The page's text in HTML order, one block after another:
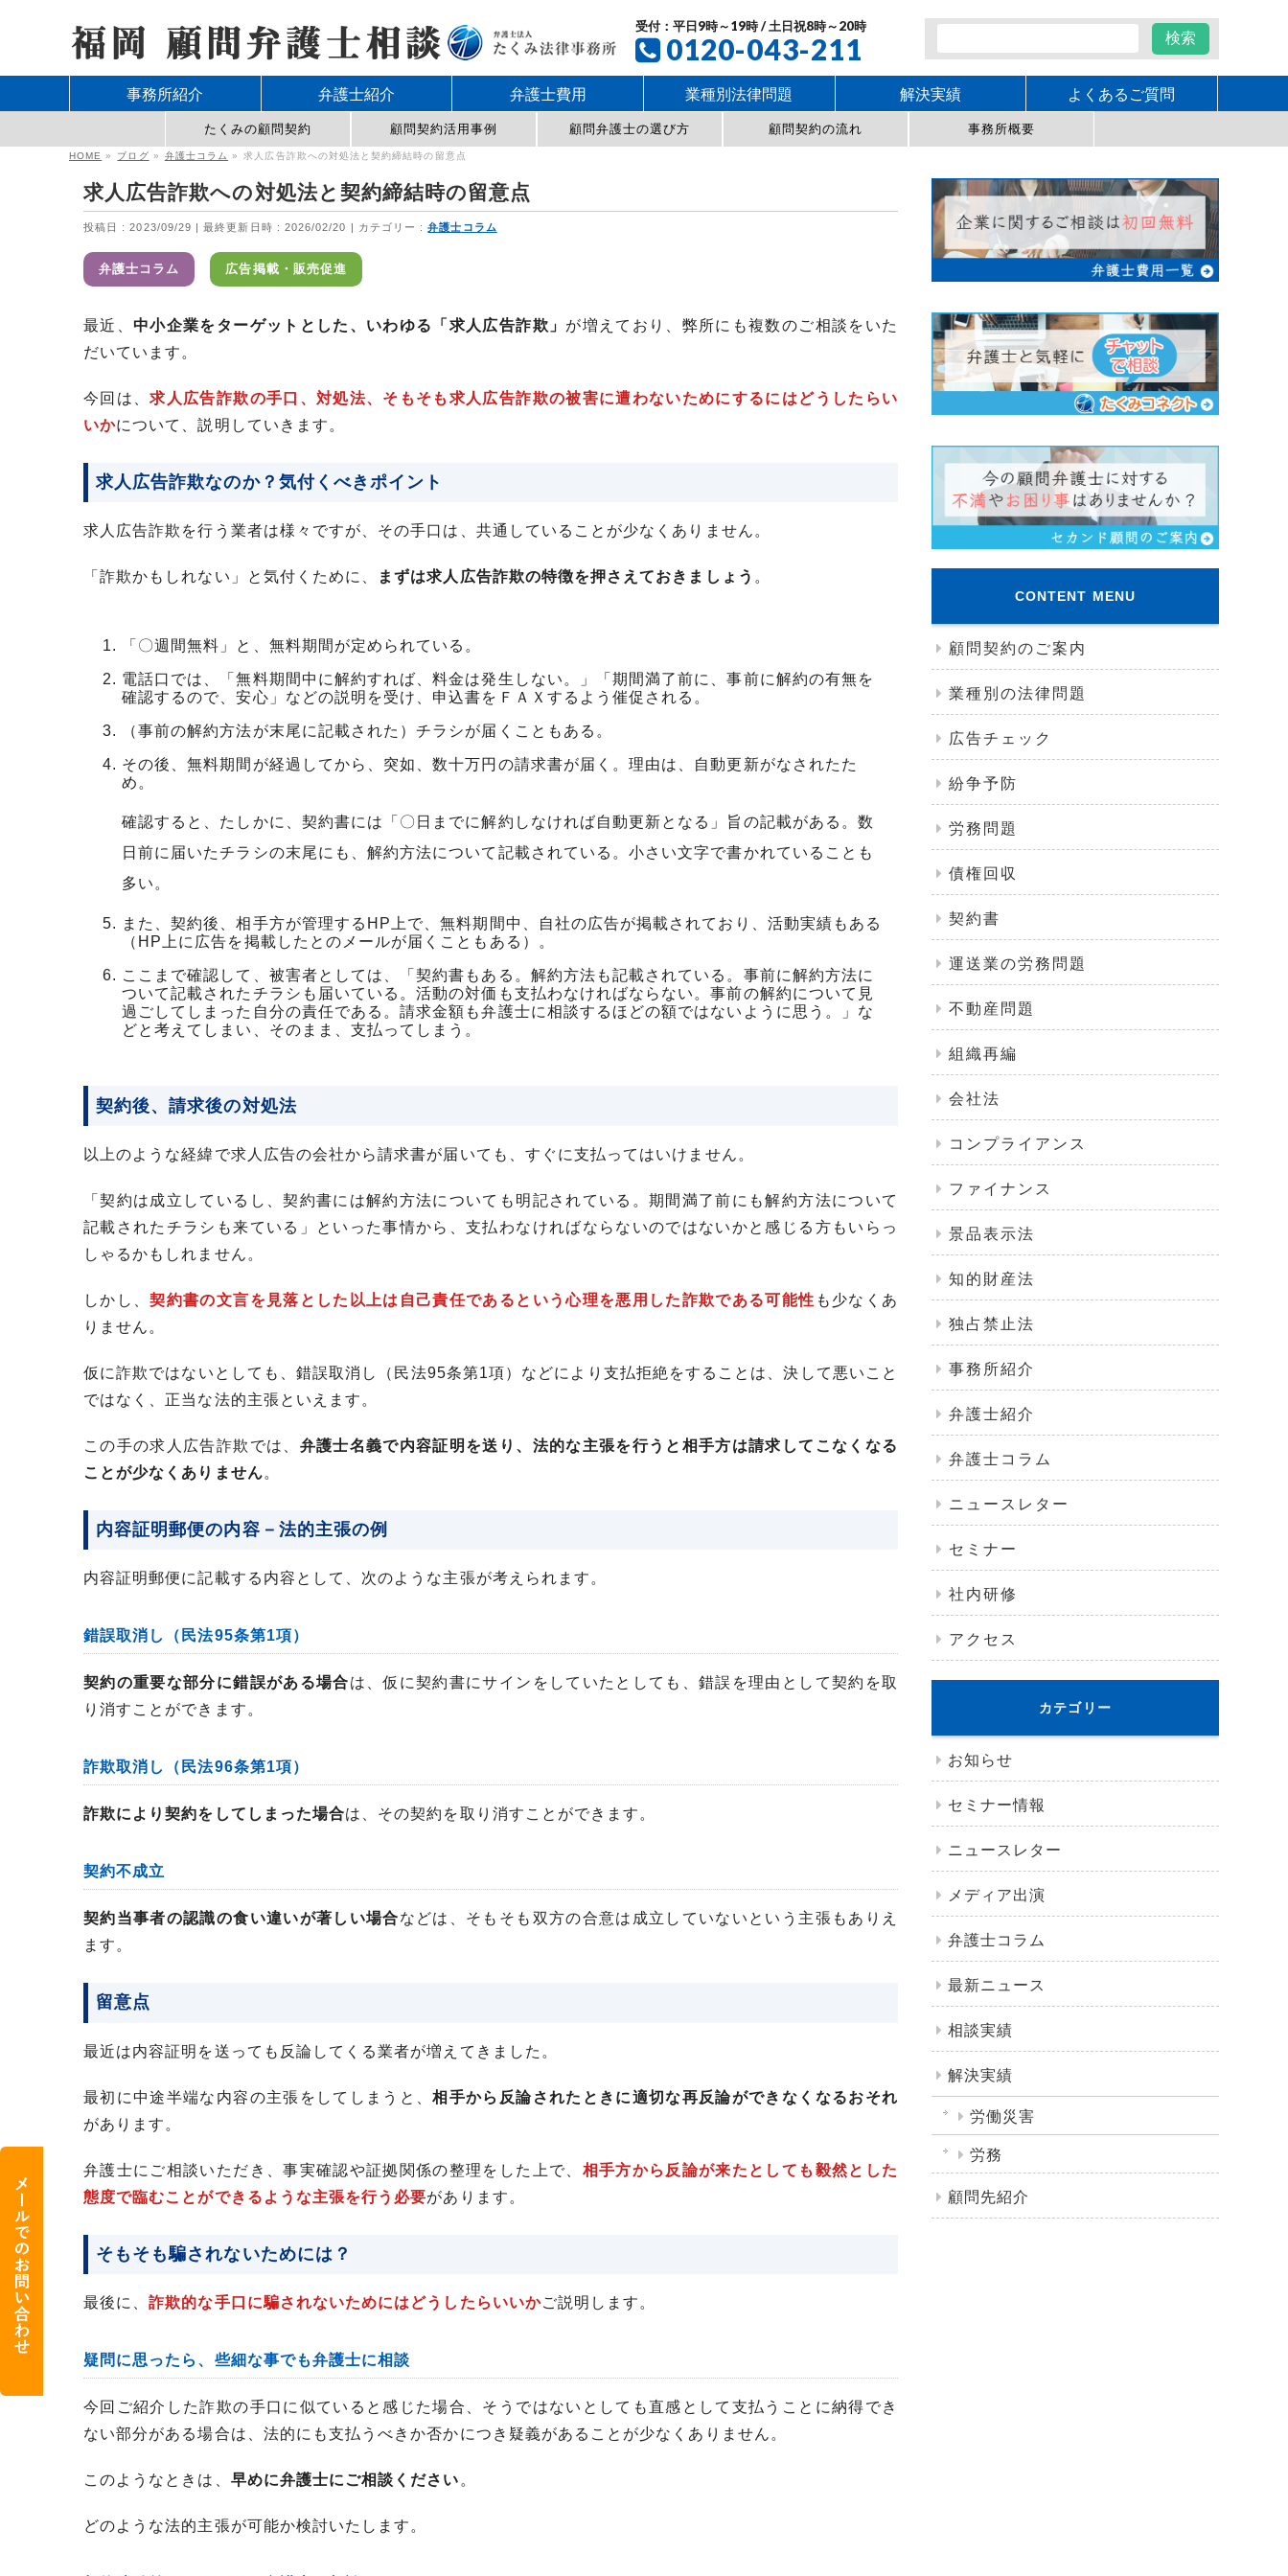
受付：平日9時～19時 / 土日祝8時～20時
0120-043-211
事務所紹介 弁護士紹介 弁護士費用 業種別法律問題 解決実績 よくあるご質問
たくみの顧問契約 顧問契約活用事例 顧問弁護士の選び方 顧問契約の流れ 事務所概要
HOME » ブログ » 弁護士コラム » 求人広告詐欺への対処法と契約締結時の留意点
求人広告詐欺への対処法と契約締結時の留意点
投稿日 : 2023/09/29 最終更新日時 : 2026/02/20 カテゴリー :弁護士コラム
弁護士コラム 広告掲載・販売促進
最近、中小企業をターゲットとした、いわゆる「求人広告詐欺」 が増えており、弊所にも複数のご相談をいた
だいています。
今回は、求人広告詐欺の手口、対処法、そもそも求人広告詐欺の被害に遭わないためにするにはどうしたらい
いかについて、説明していきます。
求人広告詐欺なのか？気付くべきポイント
求人広告詐欺を行う業者は様々ですが、その手口は、共通していることが少なくありません。
「詐欺かもしれない」と気付くために、 まずは求人広告詐欺の特徴を押さえておきましょう 。
「〇週間無料」と、無料期間が定められている。
電話口では、「無料期間中に解約すれば、料金は発生しない。」「期間満了前に、事前に解約の有無を
確認するので、安心」などの説明を受け、申込書をＦＡＸするよう催促される。
（事前の解約方法が末尾に記載された）チラシが届くこともある。
その後、無料期間が経過してから、突如、数十万円の請求書が届く。理由は、自動更新がなされたた
め。
確認すると、たしかに、契約書には「〇日までに解約しなければ自動更新となる」旨の記載がある。数
日前に届いたチラシの末尾にも、解約方法について記載されている。小さい文字で書かれていることも
多い。
また、契約後、相手方が管理するHP上で、無料期間中、自社の広告が掲載されており、活動実績もある
（HP上に広告を掲載したとのメールが届くこともある）。
ここまで確認して、被害者としては、「契約書もある。解約方法も記載されている。事前に解約方法に
ついて記載されたチラシも届いている。活動の対価も支払わなければならない。事前の解約について見
過ごしてしまった自分の責任である。請求金額も弁護士に相談するほどの額ではないように思う。」な
どと考えてしまい、そのまま、支払ってしまう。
契約後、請求後の対処法
以上のような経緯で求人広告の会社から請求書が届いても、すぐに支払ってはいけません。
「契約は成立しているし、契約書には解約方法についても明記されている。期間満了前にも解約方法について
記載されたチラシも来ている」といった事情から、支払わなければならないのではないかと感じる方もいらっ
しゃるかもしれません。
しかし、契約書の文言を見落とした以上は自己責任であるという心理を悪用した詐欺である可能性 も少なくあ
りません。
仮に詐欺ではないとしても、錯誤取消し（民法95条第1項）などにより支払拒絶をすることは、決して悪いこと
ではなく、正当な法的主張といえます。
この手の求人広告詐欺では、 弁護士名義で内容証明を送り、法的な主張を行うと相手方は請求してこなくなる
ことが少なくありません。
内容証明郵便の内容－法的主張の例
内容証明郵便に記載する内容として、次のような主張が考えられます。
錯誤取消し（民法95条第1項）
契約の重要な部分に錯誤がある場合は、仮に契約書にサインをしていたとしても、錯誤を理由として契約を取
り消すことができます。
詐欺取消し（民法96条第1項）
詐欺により契約をしてしまった場合は、その契約を取り消すことができます。
契約不成立
契約当事者の認識の食い違いが著しい場合などは、そもそも双方の合意は成立していないという主張もありえ
ます。
留意点
最近は内容証明を送っても反論してくる業者が増えてきました。
最初に中途半端な内容の主張をしてしまうと、相手から反論されたときに適切な再反論ができなくなるおそれ
があります。
弁護士にご相談いただき、事実確認や証拠関係の整理をした上で、 相手方から反論が来たとしても毅然とした
態度で臨むことができるような主張を行う必要があります。
そもそも騙されないためには？
最後に、詐欺的な手口に騙されないためにはどうしたらいいかご説明します。
疑問に思ったら、些細な事でも弁護士に相談
今回ご紹介した詐欺の手口に似ていると感じた場合、そうではないとしても直感として支払うことに納得でき
ない部分がある場合は、法的にも支払うべきか否かにつき疑義があることが少なくありません。
このようなときは、 早めに弁護士にご相談ください 。
どのような法的主張が可能か検討いたします。
CONTENT MENU
顧問契約のご案内
業種別の法律問題
広告チェック
紛争予防
労務問題
債権回収
契約書
運送業の労務問題
不動産問題
組織再編
会社法
コンプライアンス
ファイナンス
景品表示法
知的財産法
独占禁止法
事務所紹介
弁護士紹介
弁護士コラム
ニュースレター
セミナー
社内研修
アクセス
カテゴリー
お知らせ
セミナー情報
ニュースレター
メディア出演
弁護士コラム
最新ニュース
相談実績
解決実績
労働災害
労務
顧問先紹介